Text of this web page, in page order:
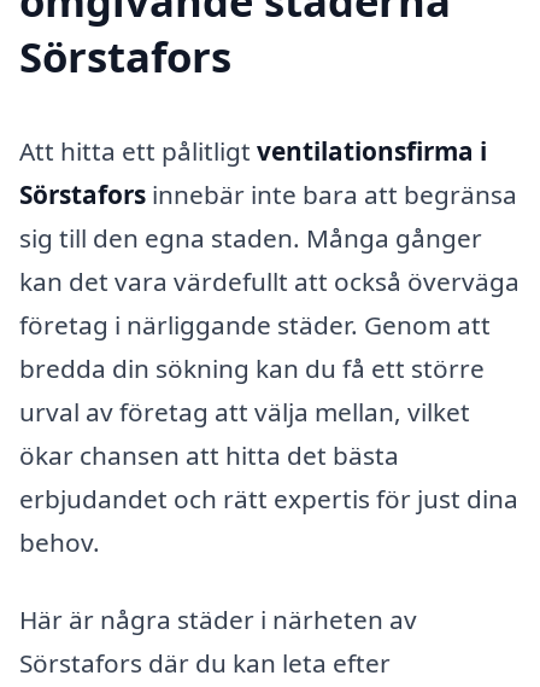
Sörstafors
Att hitta ett pålitligt ventilationsfirma i
Sörstafors innebär inte bara att begränsa
sig till den egna staden. Många gånger
kan det vara värdefullt att också överväga
företag i närliggande städer. Genom att
bredda din sökning kan du få ett större
urval av företag att välja mellan, vilket
ökar chansen att hitta det bästa
erbjudandet och rätt expertis för just dina
behov.
Här är några städer i närheten av
Sörstafors där du kan leta efter